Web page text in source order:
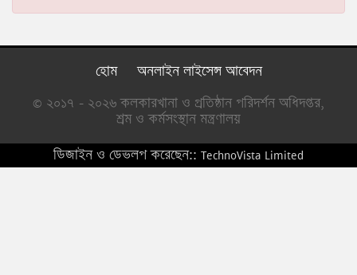
হোম
অনলাইন লাইসেন্স আবেদন
© ২০১৭ - ২০২৬ কলকারখানা ও প্রতিষ্ঠান পরিদর্শন অধিদপ্তর,
শ্রম ও কর্মসংস্থান মন্ত্রণালয়
ডিজাইন ও ডেভলপ করেছেন:: TechnoVista Limited